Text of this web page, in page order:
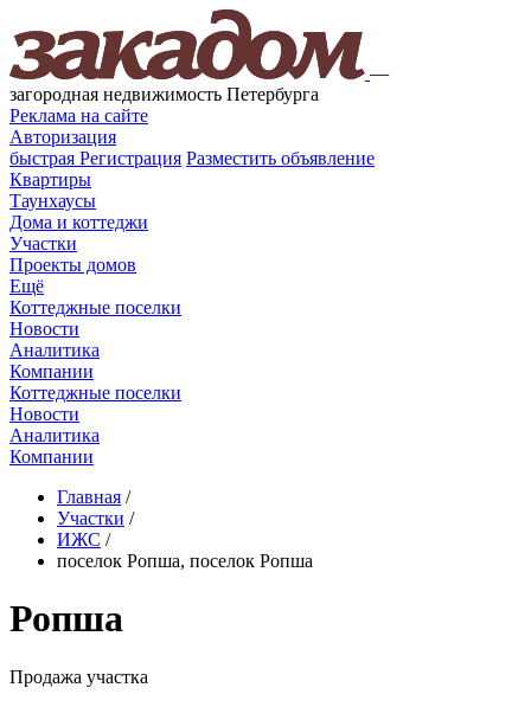
—
загородная недвижимость Петербурга
Реклама на сайте
Авторизация
быстрая Регистрация Разместить объявление
Квартиры
Таунхаусы
Дома и коттеджи
Участки
Проекты домов
Ещё
Коттеджные поселки
Новости
Аналитика
Компании
Коттеджные поселки
Новости
Аналитика
Компании
Главная /
Участки /
ИЖС /
поселок Ропша, поселок Ропша
Ропша
Продажа участка